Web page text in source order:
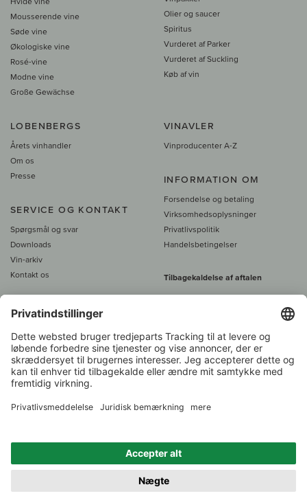
Mousserende vine
Søde vine
Økologiske vine
Rosé-vine
Modne vine
Große Gewächse
Olier og saucer
Spiritus
Vurderet af Parker
Vurderet af Suckling
Køb af vin
LOBENBERGS
Årets vinhandler
Om os
Presse
SERVICE OG KONTAKT
Spørgsmål og svar
Downloads
Vin-arkiv
Kontakt os
VINAVLER
Vinproducenter A-Z
INFORMATION OM
Forsendelse og betaling
Virksomhedsoplysninger
Privatlivspolitik
Handelsbetingelser
Tilbagekaldelse af aftalen
Alle priser er inkl. moms, plus 39
450 DKK gratis fragt
Kundeservice:
1.000 vinavlere –
Vinhandler
i år 2022
Tilbage